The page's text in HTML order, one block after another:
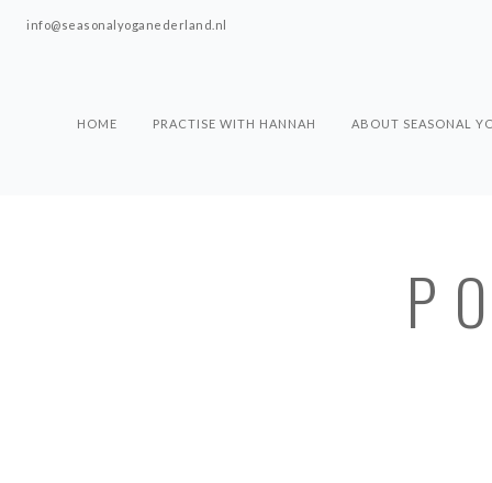
info@seasonalyoganederland.nl
HOME PRACTISE WITH HANNAH ABOUT SEASONAL